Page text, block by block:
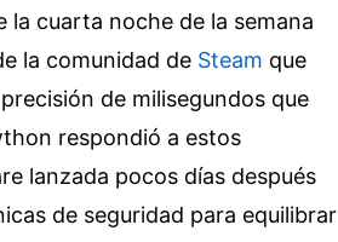
cuarta noche de la semana
la comunidad de Steam que
de milisegundos que
respondió a estos
lanzada pocos días después
de seguridad para equilibrar